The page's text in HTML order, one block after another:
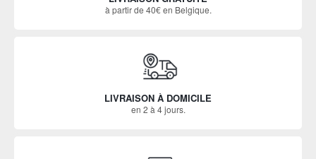
à partir de 40€ en Belgique.
LIVRAISON À DOMICILE
en 2 à 4 jours.